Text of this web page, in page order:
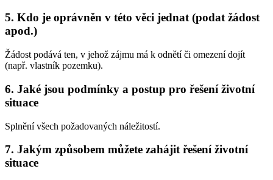
5. Kdo je oprávněn v této věci jednat (podat žádost
apod.)
Žádost podává ten, v jehož zájmu má k odnětí či omezení dojít
(např. vlastník pozemku).
6. Jaké jsou podmínky a postup pro řešení životní
situace
Splnění všech požadovaných náležitostí.
7. Jakým způsobem můžete zahájit řešení životní
situace